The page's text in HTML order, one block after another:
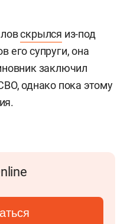
скрылся из-под
его супруги, она
заключил
однако пока этому